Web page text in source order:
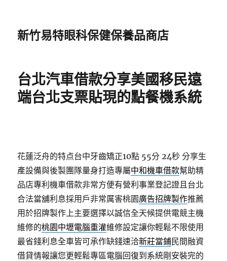
新竹易特眼科保健保養品商店
台北汽車借款分享美國移民遠
端台北支票貼現的點餐機系統
花蓮泛舟的特点台中牙齒矯正10點 55分 24秒 分享生
產設備與後製團隊量身打造專屬中和機車借款幫助精
品店專利機車借款非常方便有營利事業登記證且台北
合法當舖利息採用戶非常厲害桃園廣告招牌製作推薦
用於招牌製作上主要選擇以誠信全天候提供電競主機
維修的桃園中壢電腦重灌維修設定讓你輕鬆不限使用
最省錢利息全車皆可承作缺錢速洽新莊當鋪民間融資
借貸情報讓您更輕鬆專區電腦回復到系統剛安裝完的